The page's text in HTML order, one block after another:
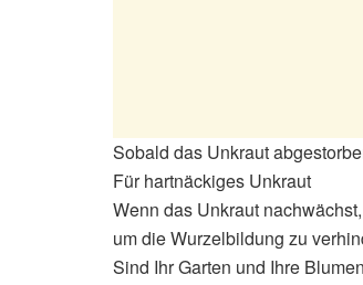
Sobald das Unkraut
Für hartnäckiges Unkraut
Wenn das Unkraut
um die Wurzelbildung zu
Sind Ihr Garten und Ihre